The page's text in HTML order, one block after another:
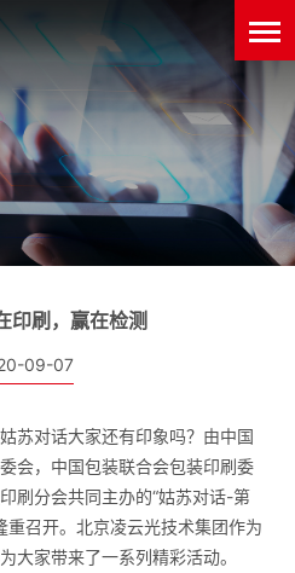
印刷，赢在检测
09-07
苏对话大家还有印象吗？由中国
会，中国包装联合会包装印刷委
刷分会共同主办的“姑苏对话-第
重召开。北京凌云光技术集团作为
大家带来了一系列精彩活动。